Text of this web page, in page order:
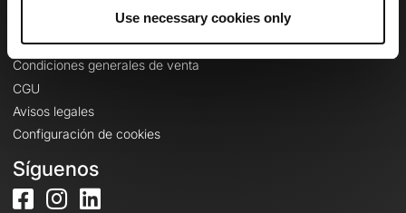
Use necessary cookies only
Información legal
Política de confidencialidad
Condiciones generales de venta
CGU
Avisos legales
Configuración de cookies
Síguenos